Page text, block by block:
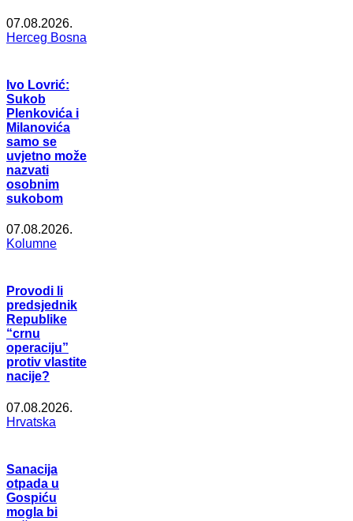
07.08.2026.
Herceg Bosna
Ivo Lovrić:
Sukob
Plenkovića i
Milanovića
samo se
uvjetno može
nazvati
osobnim
sukobom
07.08.2026.
Kolumne
Provodi li
predsjednik
Republike
“crnu
operaciju”
protiv vlastite
nacije?
07.08.2026.
Hrvatska
Sanacija
otpada u
Gospiću
mogla bi